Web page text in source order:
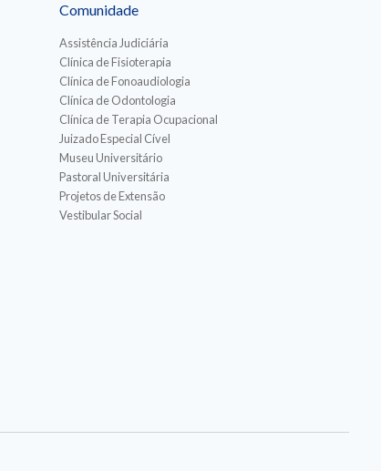
Comunidade
Assistência Judiciária
Clínica de Fisioterapia
Clínica de Fonoaudiologia
Clínica de Odontologia
Clínica de Terapia Ocupacional
Juizado Especial Cível
Museu Universitário
Pastoral Universitária
Projetos de Extensão
Vestibular Social